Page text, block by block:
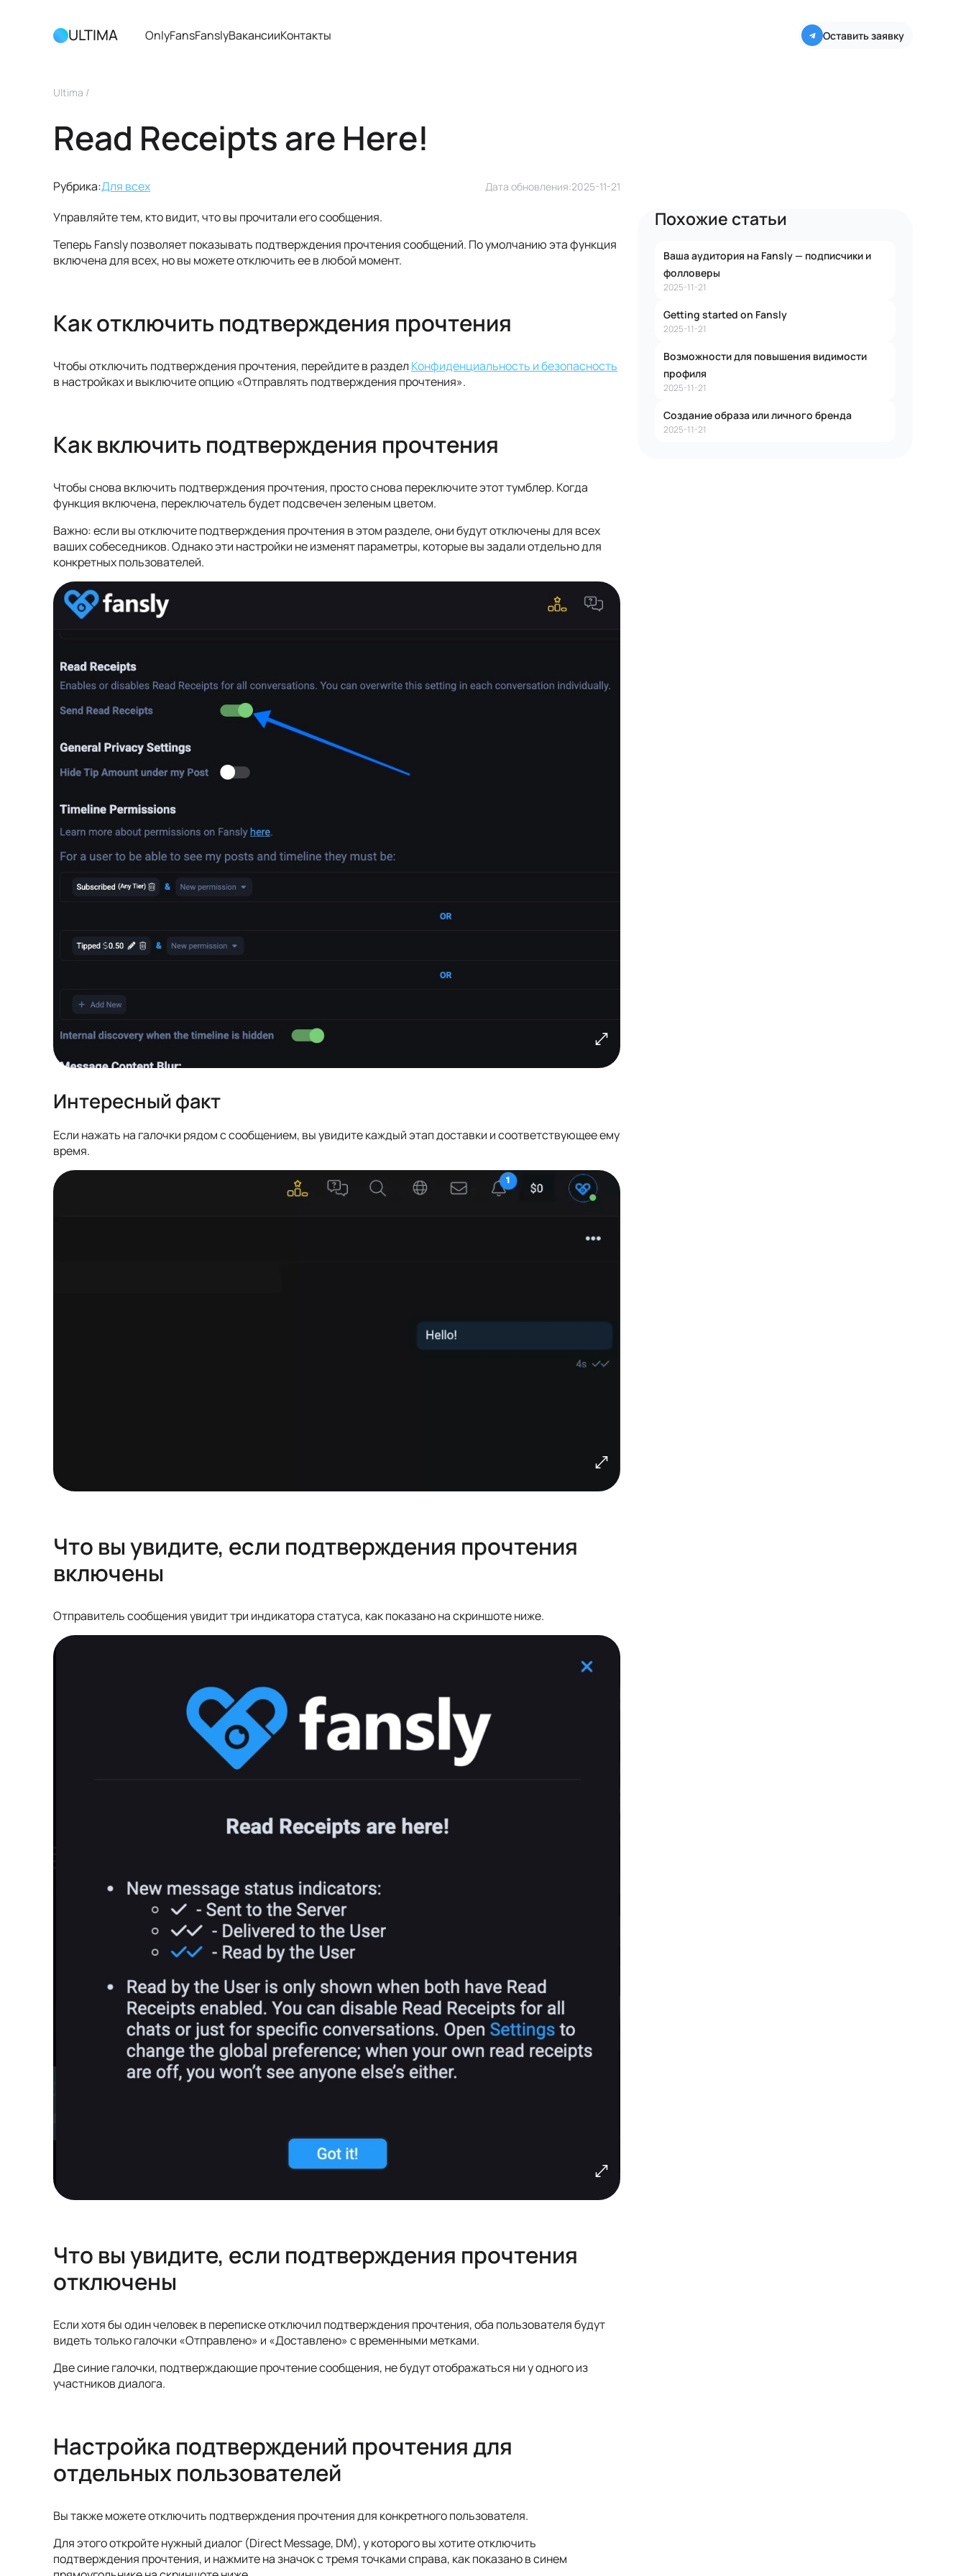
ULTIMA OnlyFansFanslyВакансииКонтакты Оставить заявку
Ultima /
Read Receipts are Here!
Рубрика:Для всех Дата обновления:2025-11-21
Управляйте тем, кто видит, что вы прочитали его сообщения.
Теперь Fansly позволяет показывать подтверждения прочтения сообщений. По умолчанию эта функция
включена для всех, но вы можете отключить ее в любой момент.
Как отключить подтверждения прочтения
Чтобы отключить подтверждения прочтения, перейдите в раздел Конфиденциальность и безопасность
в настройках и выключите опцию «Отправлять подтверждения прочтения».
Как включить подтверждения прочтения
Чтобы снова включить подтверждения прочтения, просто снова переключите этот тумблер. Когда
функция включена, переключатель будет подсвечен зеленым цветом.
Важно: если вы отключите подтверждения прочтения в этом разделе, они будут отключены для всех
ваших собеседников. Однако эти настройки не изменят параметры, которые вы задали отдельно для
конкретных пользователей.
Интересный факт
Если нажать на галочки рядом с сообщением, вы увидите каждый этап доставки и соответствующее ему
время.
Что вы увидите, если подтверждения прочтения
включены
Отправитель сообщения увидит три индикатора статуса, как показано на скриншоте ниже.
Что вы увидите, если подтверждения прочтения
отключены
Если хотя бы один человек в переписке отключил подтверждения прочтения, оба пользователя будут
видеть только галочки «Отправлено» и «Доставлено» с временными метками.
Две синие галочки, подтверждающие прочтение сообщения, не будут отображаться ни у одного из
участников диалога.
Настройка подтверждений прочтения для
отдельных пользователей
Вы также можете отключить подтверждения прочтения для конкретного пользователя.
Для этого откройте нужный диалог (Direct Message, DM), у которого вы хотите отключить
подтверждения прочтения, и нажмите на значок с тремя точками справа, как показано в синем
Похожие статьи
Ваша аудитория на Fansly — подписчики и
фолловеры
2025-11-21
Getting started on Fansly
2025-11-21
Возможности для повышения видимости
профиля
2025-11-21
Создание образа или личного бренда
2025-11-21